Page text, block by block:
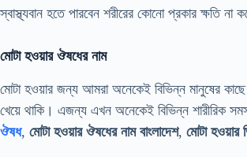
স্বাস্থ্যবান হতে পারবেন শরীরের কোনো প্রকার ক্ষতি না
মোটা হওয়ার ঔষধের নাম
মোটা হওয়ার জন্য আমরা অনেকেই বিভিন্ন মানুষের
খেয়ে থাকি। এজন্য এখন অনেকেই বিভিন্ন
ঔষধ, মোটা হওয়ার ঔষধের নাম বাংলাদেশ, মোটা হওয়ার